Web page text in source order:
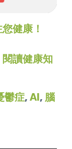
健康！
讀健康知
鬱症, AI, 腦